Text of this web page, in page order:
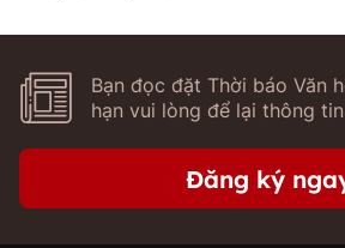
Bạn đọc đặt Thời báo Văn
hạn vui lòng để lại thông tin
Đăng ký